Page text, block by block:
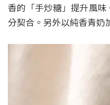
香的「手炒糖」提升風
分契合。另外以純香青奶